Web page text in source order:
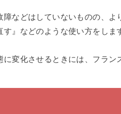
などはしていないものの、よ
』などのような使い方をしま
に変化させるときには、フラ